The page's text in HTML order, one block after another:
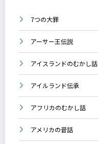
7つの大罪
アーサー王伝説
アイスランドのむかし話
アイルランド伝承
アフリカのむかし話
アメリカの昔話